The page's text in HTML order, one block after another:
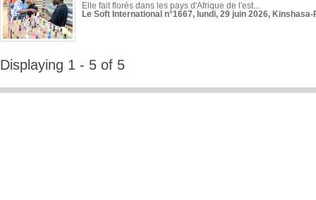
Elle fait florès dans les pays d'Afrique de l'est...
Le Soft International n°1667, lundi, 29 juin 2026,
Displaying 1 - 5 of 5